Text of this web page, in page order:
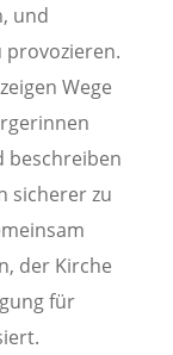
und
provozieren.
Wege
beschreiben
sicherer zu
der Kirche
für